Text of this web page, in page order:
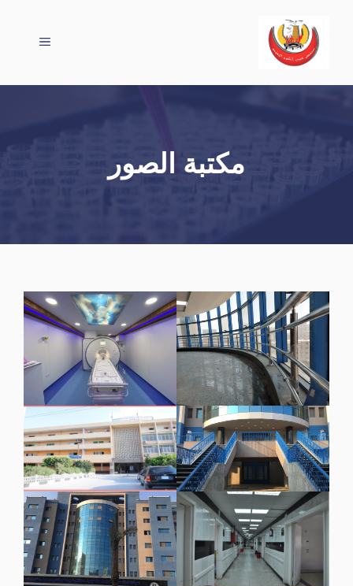
المحتوى
القائمة
مكتبة الصور